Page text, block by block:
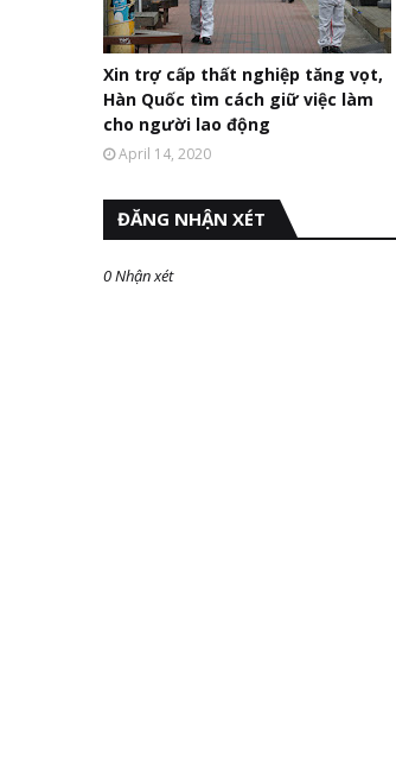
Xin trợ cấp thất nghiệp tăng vọt,
Hàn Quốc tìm cách giữ việc làm
cho người lao động
April 14, 2020
ĐĂNG NHẬN XÉT
0 Nhận xét